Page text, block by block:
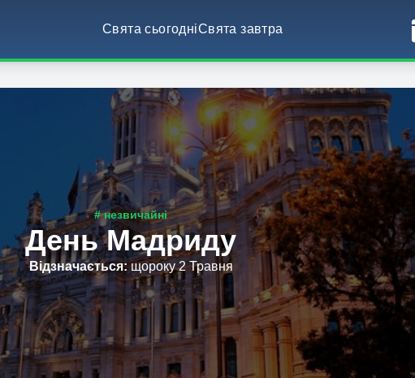
Свята сьогодніСвята завтра
# незвичайні
День Мадриду
Відзначається: щороку 2 Травня